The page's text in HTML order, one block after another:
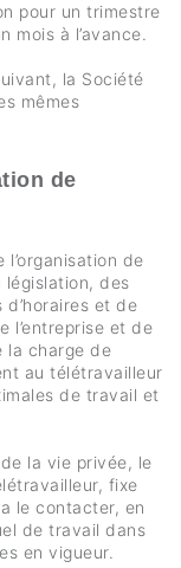
pour un trimestre
mois à l’avance.
la Société
mêmes
de
de
des
et de
l’entreprise et de
la charge de
au télétravailleur
de travail et
la vie privée, le
fixe
le contacter, en
de travail dans
en vigueur.